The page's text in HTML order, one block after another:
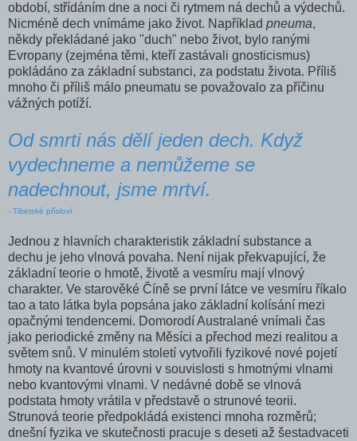
období, střídáním dne a noci či rytmem ná­ dechů a výdechů.
Nicméně dech vnímáme jako život. Například pne­uma,
někdy překládané jako "duch" nebo život, bylo raný­mi
Evropany (zejména těmi, kteří zastávali gnosticismus)
pokládáno za základní substanci, za podstatu života. Příliš
mnoho či příliš málo pneumatu se považovalo za příčinu
vážných potíží.
Od smrti nás dělí jeden dech. Když
vydechneme a nemůžeme se
nadechnout, jsme mrtví.
- Tibetské přísloví
Jednou z hlavních charakteristik základní substance a
dechu je jeho vlnová povaha. Není nijak překvapující, že
základní teorie o hmotě, životě a vesmíru mají vlnový
charakter. Ve starověké Číně se první látce ve vesmíru říkalo
tao a tato látka byla popsána jako základní kolísání mezi
opačnými tendencemi. Domorodí Australané vnímali čas
jako periodické změny na Měsíci a přechod mezi realitou a
světem snů. V minulém století vytvořili fyzikové nové pojetí
hmoty na kvantové úrovni v souvislosti s hmotnými vlnami
nebo kvantovými vlnami. V nedávné době se vlnová
podstata hmoty vrátila v před­stavě o strunové teorii.
Strunová teorie předpokládá existenci mnoha roz­měrů;
dnešní fyzika ve skutečnosti pracuje s deseti až šest­advaceti